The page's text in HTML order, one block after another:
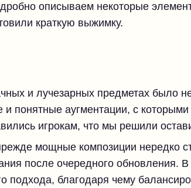
описываем некоторые
краткую выжимку.
и лучезарных предметах было
и понятные аугментации, с
игрокам, что мы решили
мощные композиции нередко
после очередного обновления.
подхода, благодаря чему